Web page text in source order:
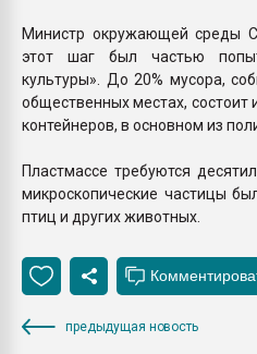
Министр окружающей среды
этот шаг был частью
культуры». До 20% мусора,
общественных местах, состоит
контейнеров, в основном из
Пластмассе требуются
микроскопические частицы
птиц и других животных.
предыдущая новость